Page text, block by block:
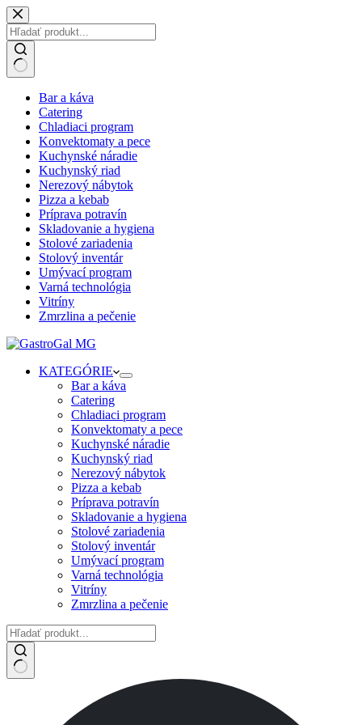
Skip
to
content
results Bar a káva
Catering
Chladiaci program
Konvektomaty a pece
Kuchynské náradie
Kuchynský riad
Nerezový nábytok
Pizza a kebab
Príprava potravín
Skladovanie a hygiena
Stolové zariadenia
Stolový inventár
Umývací program
Varná technológia
Vitríny
Zmrzlina a pečenie
KATEGÓRIE
Bar a káva
Catering
Chladiaci program
Konvektomaty a pece
Kuchynské náradie
Kuchynský riad
Nerezový nábytok
Pizza a kebab
Príprava potravín
Skladovanie a hygiena
Stolové zariadenia
Stolový inventár
Umývací program
Varná technológia
Vitríny
Zmrzlina a pečenie